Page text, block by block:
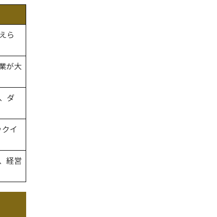
ら
が大
ダ
イ
経営